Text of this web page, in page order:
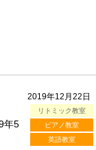
2019年12月22日
リトミック教室
ピアノ教室
英語教室
年5